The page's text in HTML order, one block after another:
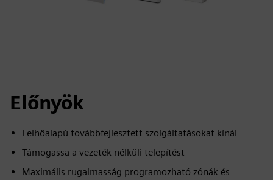
Előnyök
Felhőalapú továbbfejlesztett szolgáltatásokat kínál
Támogassa a vezeték nélküli telepítést
Maximális rugalmasság programozható zónák és